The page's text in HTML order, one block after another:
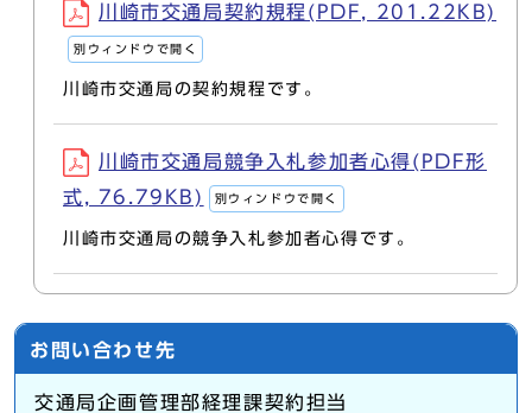
川崎市交通局契約規程(PDF, 201.22KB)
別ウィンドウで開く
川崎市交通局の契約規程です。
川崎市交通局競争入札参加者心得(PDF形
式, 76.79KB)
別ウィンドウで開く
川崎市交通局の競争入札参加者心得です。
お問い合わせ先
交通局企画管理部経理課契約担当